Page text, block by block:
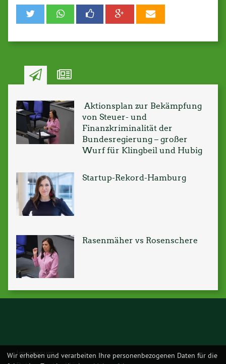
Aktionsplan zur Bekämpfung
von Steuer- und
Finanzkriminalität der
Bundesregierung – großer
Wurf für Klingbeil und Hubig
Startup-Rekord-Hamburg
Rasenmäher vs Rosenschere
Impressum
Wir erheben und verarbeiten Ihre personenbezogenen Daten für die